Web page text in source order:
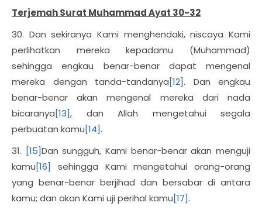
Terjemah Surat Muhammad Ayat 30-32
30. Dan sekiranya Kami menghendaki, niscaya Kami
perlihatkan mereka kepadamu (Muhammad)
sehingga engkau benar-benar dapat mengenal
mereka dengan tanda-tandanya[12]. Dan engkau
benar-benar akan mengenal mereka dari nada
bicaranya[13], dan Allah mengetahui segala
perbuatan kamu[14].
31. [15]Dan sungguh, Kami benar-benar akan menguji
kamu[16]
sehingga Kami mengetahui orang-orang
yang benar-benar berjihad dan bersabar di antara
kamu; dan akan Kami uji perihal kamu[17].